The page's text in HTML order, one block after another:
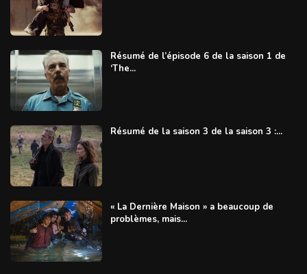
Résumé de l’épisode 6 de la saison 1 de
‘The...
Résumé de la saison 3 de la saison 3 :...
« La Dernière Maison » a beaucoup de
problèmes, mais...